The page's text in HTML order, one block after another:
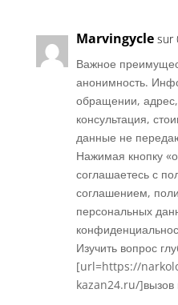
Marvingycle sur
Важное
анонимность.
обращении,
консультация,
данные не
Нажимая кнопку
соглашаетесь с
соглашением,
персональных
Изучить вопрос
[url=https://
kazan24.ru/